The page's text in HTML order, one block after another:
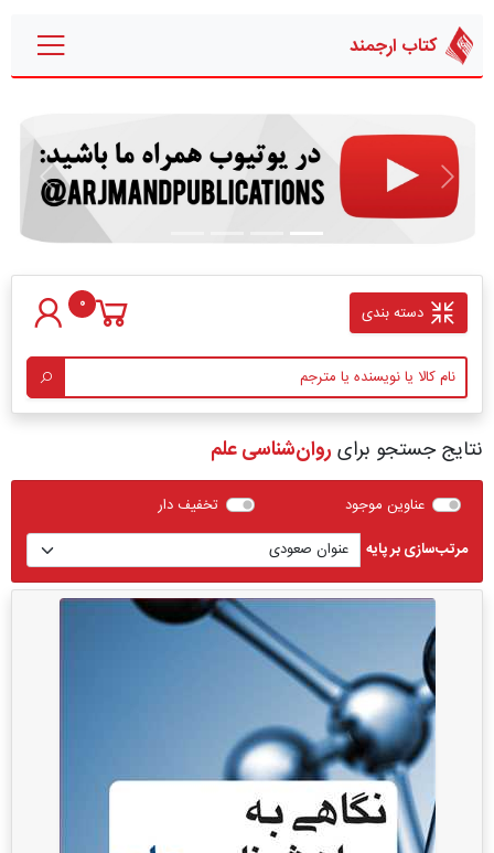
کتاب ارجمند
قبلی بعدی
دسته بندی 0
نتایج جستجو برای روان‌شناسی علم
عناوین موجود
تخفیف دار
مرتب‌سازی بر پایه